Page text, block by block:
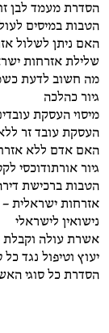
הסדרת מעמד לבן
הטבות במיסים
האם ניתן לשלול
שלילת אזרחות
מה חשוב לדעת
גיור כהלכה
מיסוי העסקת
העסקת עובד זר
האם אדם ללא
גיור אורתודוכסי
הטבות ברכישת
אזרחות ישראלית
נישואין לישראלי
אשרת עולה
יעוץ וטיפול נגד
הסדרת כל סוגי